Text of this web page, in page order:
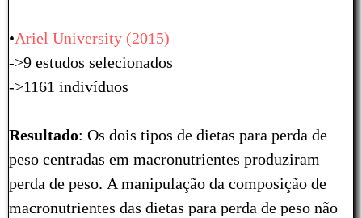
•Ariel University (2015)
->9 estudos selecionados
->1161 indivíduos
Resultado: Os dois tipos de dietas para perda de
peso centradas em macronutrientes produziram
perda de peso. A manipulação da composição de
macronutrientes das dietas para perda de peso não